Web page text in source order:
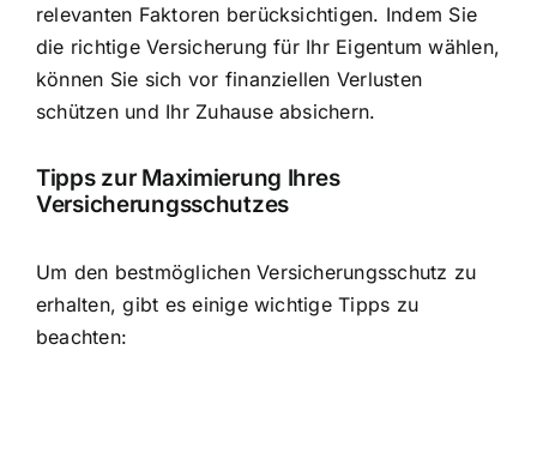
relevanten Faktoren berücksichtigen. Indem Sie
die richtige Versicherung für Ihr Eigentum wählen,
können Sie sich vor finanziellen Verlusten
schützen und Ihr Zuhause absichern.
Tipps zur Maximierung Ihres
Versicherungsschutzes
Um den bestmöglichen Versicherungsschutz zu
erhalten, gibt es einige wichtige Tipps zu
beachten: